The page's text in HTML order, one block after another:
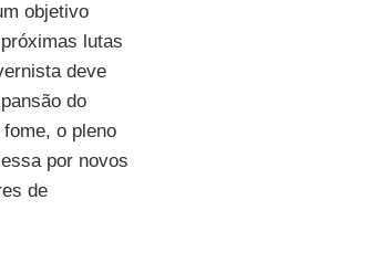
objetivo
lutas
deve
do
o pleno
por novos
de